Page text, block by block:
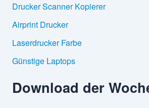
Drucker Scanner Kopierer
Airprint Drucker
Laserdrucker Farbe
Günstige Laptops
Download der